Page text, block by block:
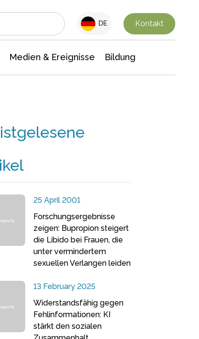
DE Kontakt
Medien & Ereignisse Bildung
25 April 2001
Forschungsergebnisse
zeigen: Bupropion steigert
die Libido bei Frauen, die
unter vermindertem
sexuellen Verlangen leiden
13 February 2025
Widerstandsfähig gegen
Fehlinformationen: KI
stärkt den sozialen